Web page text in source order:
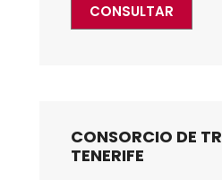
CONSULTAR
CONSORCIO DE
TENERIFE